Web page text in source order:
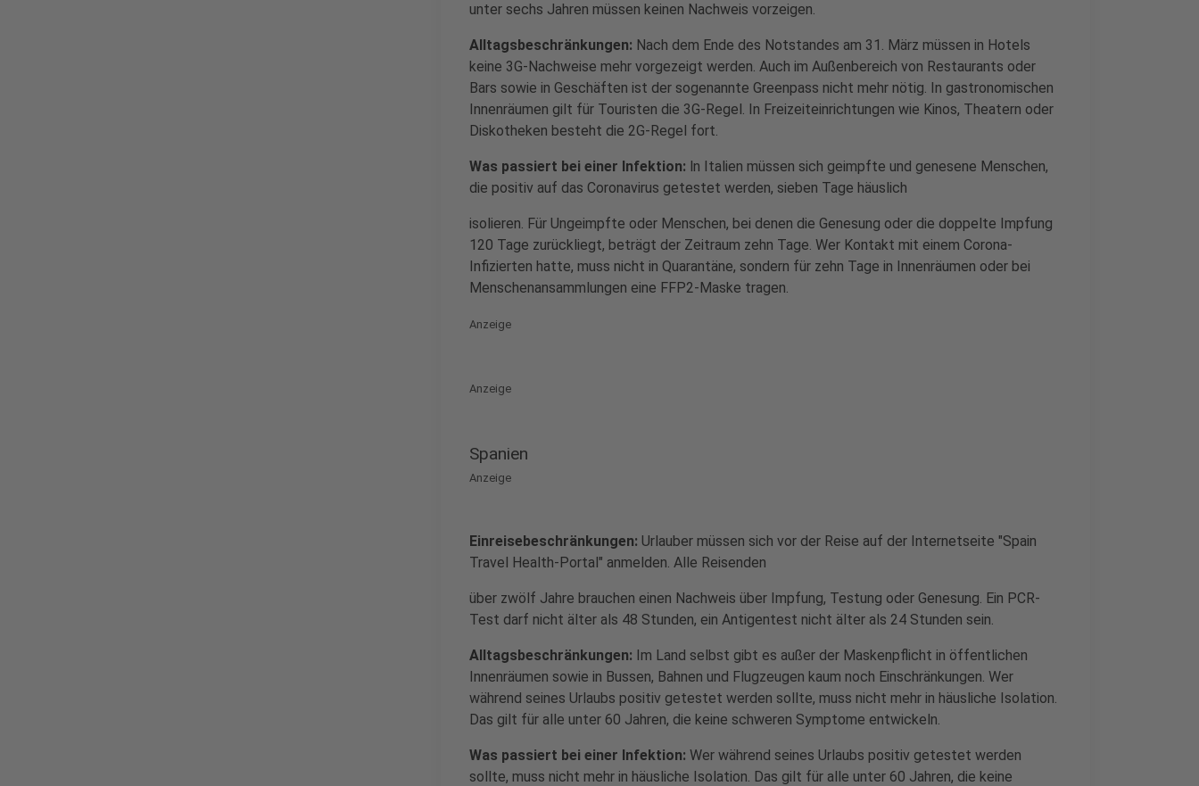
unter sechs Jahren müssen keinen Nachweis vorzeigen.
Alltagsbeschränkungen: Nach dem Ende des Notstandes am 31. März müssen in Hotels
keine 3G-Nachweise mehr vorgezeigt werden. Auch im Außenbereich von Restaurants oder
Bars sowie in Geschäften ist der sogenannte Greenpass nicht mehr nötig. In gastronomischen
Innenräumen gilt für Touristen die 3G-Regel. In Freizeiteinrichtungen wie Kinos, Theatern oder
Diskotheken besteht die 2G-Regel fort.
Was passiert bei einer Infektion: ln Italien müssen sich geimpfte und genesene Menschen,
die positiv auf das Coronavirus getestet werden, sieben Tage häuslich
isolieren. Für Ungeimpfte oder Menschen, bei denen die Genesung oder die doppelte Impfung
120 Tage zurückliegt, beträgt der Zeitraum zehn Tage. Wer Kontakt mit einem Corona-
Infizierten hatte, muss nicht in Quarantäne, sondern für zehn Tage in Innenräumen oder bei
Menschenansammlungen eine FFP2-Maske tragen.
Anzeige
Anzeige
Spanien
Anzeige
Einreisebeschränkungen: Urlauber müssen sich vor der Reise auf der Internetseite "Spain
Travel Health-Portal" anmelden. Alle Reisenden
über zwölf Jahre brauchen einen Nachweis über Impfung, Testung oder Genesung. Ein PCR-
Test darf nicht älter als 48 Stunden, ein Antigentest nicht älter als 24 Stunden sein.
Alltagsbeschränkungen: Im Land selbst gibt es außer der Maskenpflicht in öffentlichen
Innenräumen sowie in Bussen, Bahnen und Flugzeugen kaum noch Einschränkungen. Wer
während seines Urlaubs positiv getestet werden sollte, muss nicht mehr in häusliche Isolation.
Das gilt für alle unter 60 Jahren, die keine schweren Symptome entwickeln.
Was passiert bei einer Infektion: Wer während seines Urlaubs positiv getestet werden
sollte, muss nicht mehr in häusliche Isolation. Das gilt für alle unter 60 Jahren, die keine